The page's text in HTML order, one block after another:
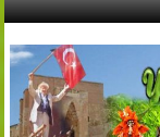
İçeriğe